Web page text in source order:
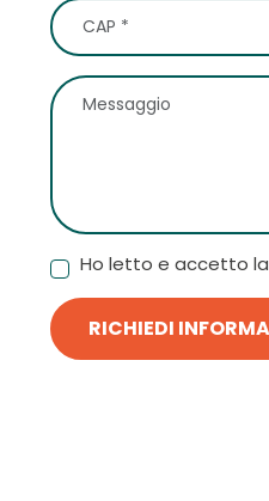
Ho letto e accetto
RICHIEDI